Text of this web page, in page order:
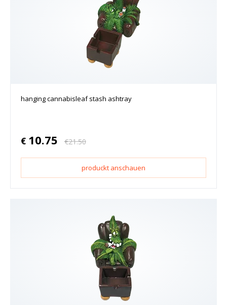
hanging cannabisleaf stash ashtray
€ 10.75 €21.50
produckt anschauen